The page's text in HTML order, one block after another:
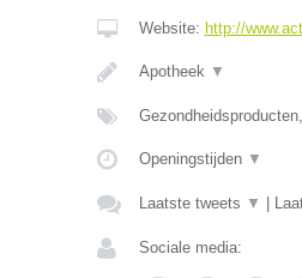
Website: http://
Apotheek ▼
Openingstijden ▼
Laatste tweets ▼
Sociale media: